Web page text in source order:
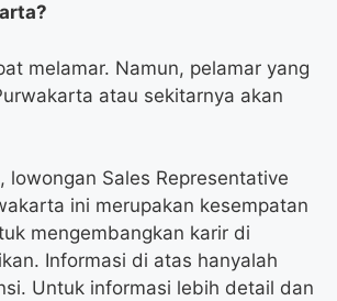
melamar. Namun, pelamar yang
atau sekitarnya akan
lowongan Sales Representative
ini merupakan kesempatan
mengembangkan karir di
Informasi di atas hanyalah
Untuk informasi lebih detail dan